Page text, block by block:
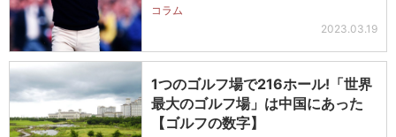
コラム
2023.03.19
1つのゴルフ場で216ホール!「世界
最大のゴルフ場」は中国にあった
【ゴルフの数字】